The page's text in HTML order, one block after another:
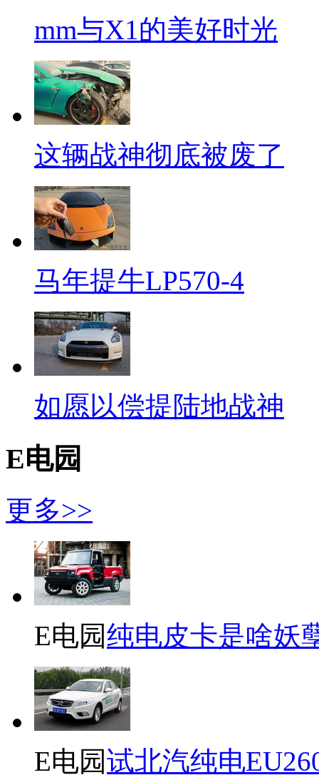
mm与X1的美好时光
这辆战神彻底被废了
马年提牛LP570-4
如愿以偿提陆地战神
E电园
更多>>
E电园纯电皮卡是啥妖
E电园试北汽纯电